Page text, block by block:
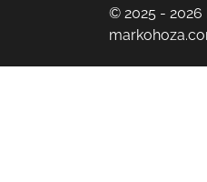
© 2025 - 2026